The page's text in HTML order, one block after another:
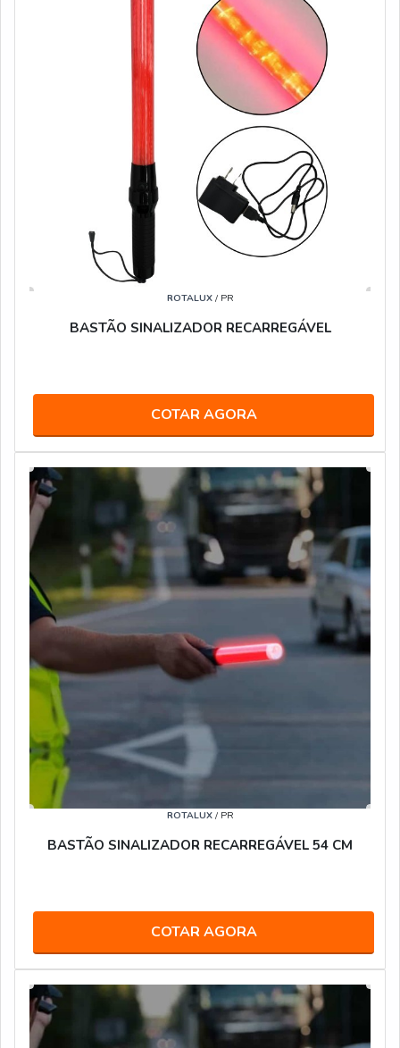
ROTALUX/ PR
BASTÃO SINALIZADOR RECARREGÁVEL
COTAR AGORA
ROTALUX/ PR
BASTÃO SINALIZADOR RECARREGÁVEL 54 CM
COTAR AGORA